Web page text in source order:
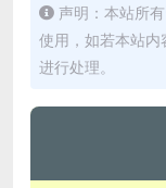
声明：本站所
使用，如若本站
进行处理。